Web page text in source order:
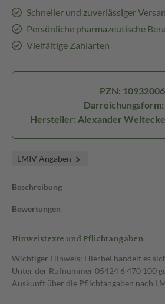
Schneller und zuverlässiger
Persönliche pharmazeutische
Vielfältige Zahlarten
PZN: 10932006
Darreichungsform:
Hersteller: Alexander Weltecke
LMIV Angaben
Beschreibung
Bewertungen
Hinweistexte und Pflichtangaben
Wichtiger Hinweis: Hierbei handelt es
Unter der Rufnummer 05424 6 470 100
Auskunft über die Pflichtangaben nach